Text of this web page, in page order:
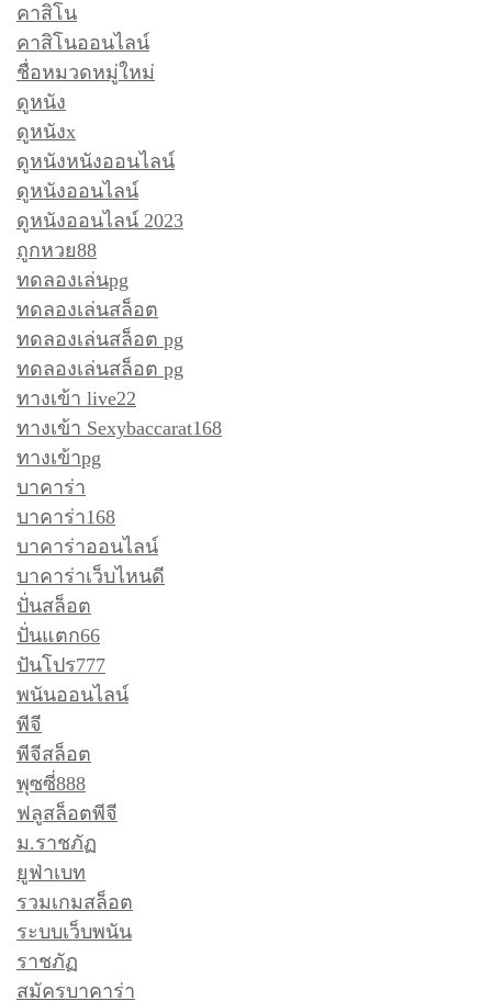
คาสิโน
คาสิโนออนไลน์
ชื่อหมวดหมู่ใหม่
ดูหนัง
ดูหนังx
ดูหนังหนังออนไลน์
ดูหนังออนไลน์
ดูหนังออนไลน์ 2023
ถูกหวย88
ทดลองเล่นpg
ทดลองเล่นสล็อต
ทดลองเล่นสล็อต pg
ทดลองเล่นสล็อต pg
ทางเข้า live22
ทางเข้า Sexybaccarat168
ทางเข้าpg
บาคาร่า
บาคาร่า168
บาคาร่าออนไลน์
บาคาร่าเว็บไหนดี
ปั่นสล็อต
ปั่นแตก66
ปันโปร777
พนันออนไลน์
พีจี
พีจีสล็อต
พุซซี่888
ฟลูสล็อตพีจี
ม.ราชภัฏ
ยูฟ่าเบท
รวมเกมสล็อต
ระบบเว็บพนัน
ราชภัฏ
สมัครบาคาร่า